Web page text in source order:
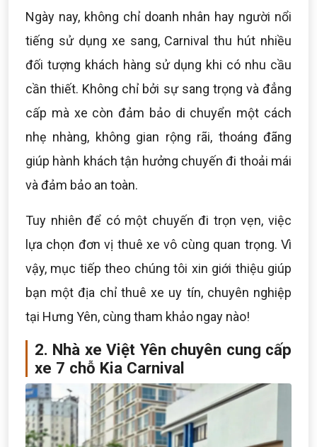
Ngày nay, không chỉ doanh nhân hay người nổi
tiếng sử dụng xe sang, Carnival thu hút nhiều
đối tượng khách hàng sử dụng khi có nhu cầu
cần thiết. Không chỉ bởi sự sang trọng và đẳng
cấp mà xe còn đảm bảo di chuyển một cách
nhẹ nhàng, không gian rộng rãi, thoáng đãng
giúp hành khách tận hưởng chuyến đi thoải mái
và đảm bảo an toàn.
Tuy nhiên để có một chuyến đi trọn vẹn, việc
lựa chọn đơn vị thuê xe vô cùng quan trọng. Vì
vậy, mục tiếp theo chúng tôi xin giới thiệu giúp
bạn một địa chỉ thuê xe uy tín, chuyên nghiệp
tại Hưng Yên, cùng tham khảo ngay nào!
2. Nhà xe Việt Yên chuyên cung cấp
xe 7 chỗ Kia Carnival